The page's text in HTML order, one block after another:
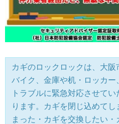
カギのロックロックは、大阪
バイク、金庫や机・ロッカ
トラブルに緊急対応させて
ります。カギを閉じ込めて
まった・カギを交換したい